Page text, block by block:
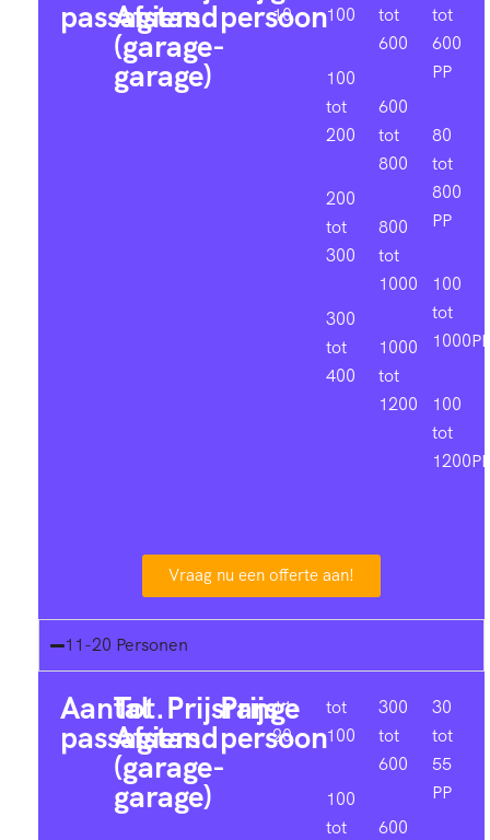
passagiers
Afstand
(garage-
garage)
persoon
10 100
100
tot
200
200
tot
300
300
tot
400
tot
600
600
tot
800
800
tot
1000
1000
tot
1200
tot
600
PP
80
tot
800
PP
100
tot
1000PP
100
tot
1200PP
Vraag nu een offerte aan!
11-20 Personen
Aantal
passagiers
Tot.
Afstand
(garage-
garage)
Prijsrange
Prijs
persoon
11-
20
tot
100
100
tot
300
tot
600
600
30
tot
55
PP